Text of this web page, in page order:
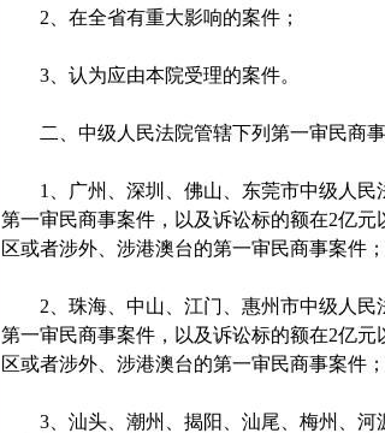
2 、在全省有重大影响的案件；
3 、认为应由本院受理的案件。
二、中级人民法院管辖下列第一审民商
1 、广州、深圳、佛山、东莞市中级人
第一审民商事案件，以及诉讼标的额在2亿元
区或者涉外、涉港澳台的第一审民商事案件；
2 、珠海、中山、江门、惠州市中级人
第一审民商事案件，以及诉讼标的额在2亿元
区或者涉外、涉港澳台的第一审民商事案件；
3 、汕头、潮州、揭阳、汕尾、梅州、